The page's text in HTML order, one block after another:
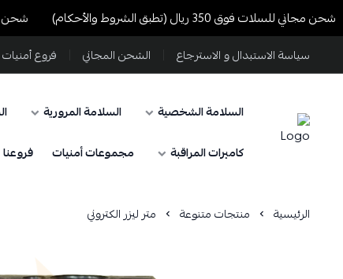
للسلات فوق 350 ريال (تطبق الشروط والأحكام) شحن مجاني
سياسة الاستبدال و الاسترجاع الشحن المجاني فروع أمنيات
السلامة الشخصية السلامة المرورية
كاميرات المراقبة
مجموعات أمنيات فروعنا
الرئيسية منتجات متنوعة متر ليزر الكتروني